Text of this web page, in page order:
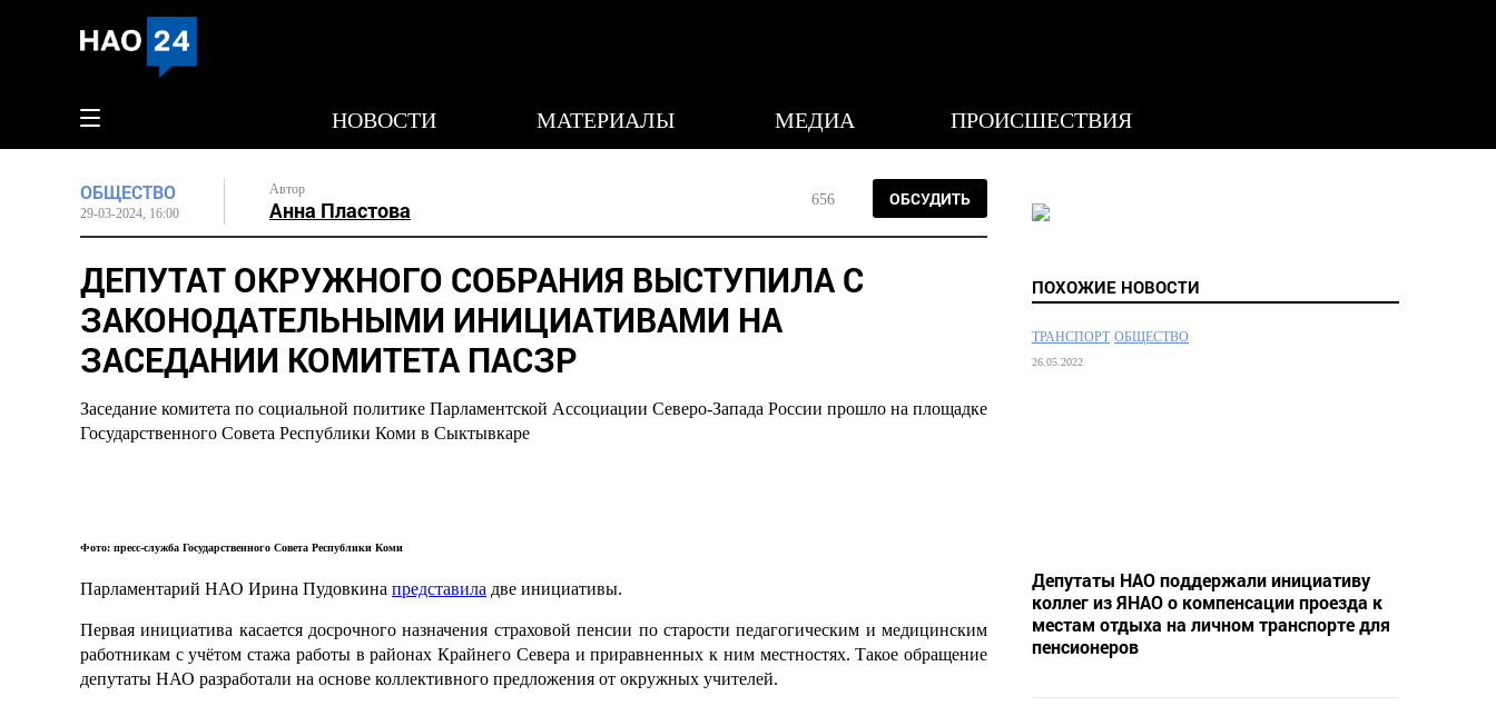
НОВОСТИ МАТЕРИАЛЫ МЕДИА ПРОИСШЕСТВИЯ
ОБЩЕСТВО
29-03-2024, 16:00
Автор
Анна Пластова 656 ОБСУДИТЬ
ДЕПУТАТ ОКРУЖНОГО СОБРАНИЯ ВЫСТУПИЛА С
ЗАКОНОДАТЕЛЬНЫМИ ИНИЦИАТИВАМИ НА
ЗАСЕДАНИИ КОМИТЕТА ПАСЗР
Заседание комитета по социальной политике Парламентской Ассоциации Северо-Запада России прошло на площадке
Государственного Совета Республики Коми в Сыктывкаре
Фото: пресс-служба Государственного Совета Республики Коми
Парламентарий НАО Ирина Пудовкина представила две инициативы.
Первая инициатива касается досрочного назначения страховой пенсии по старости педагогическим и медицинским
работникам с учётом стажа работы в районах Крайнего Севера и приравненных к ним местностях. Такое обращение
депутаты НАО разработали на основе коллективного предложения от окружных учителей.
ПОХОЖИЕ НОВОСТИ
ТРАНСПОРТ ОБЩЕСТВО
26.05.2022
Депутаты НАО поддержали инициативу
коллег из ЯНАО о компенсации проезда к
местам отдыха на личном транспорте для
пенсионеров